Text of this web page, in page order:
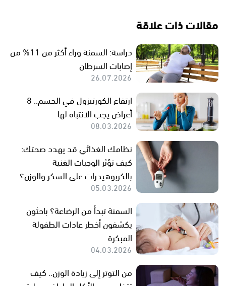
مقالات ذات علاقة
دراسة: السمنة وراء أكثر من 11% من
إصابات السرطان
26.07.2026
ارتفاع الكورتيزول في الجسم.. 8
أعراض يجب الانتباه لها
08.03.2026
نظامك الغذائي قد يهدد صحتك:
كيف تؤثر الوجبات الغنية
بالكربوهيدرات على السكر والوزن؟
05.03.2026
السمنة تبدأ من الرضاعة؟ باحثون
يكشفون أخطر عادات الطفولة
المبكرة
04.03.2026
من التوتر إلى زيادة الوزن.. كيف